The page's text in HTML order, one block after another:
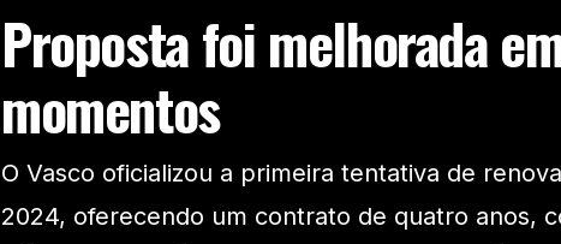
Proposta foi melhorada
momentos
O Vasco oficializou a primeira tentativa de
2024, oferecendo um contrato de quatro anos,